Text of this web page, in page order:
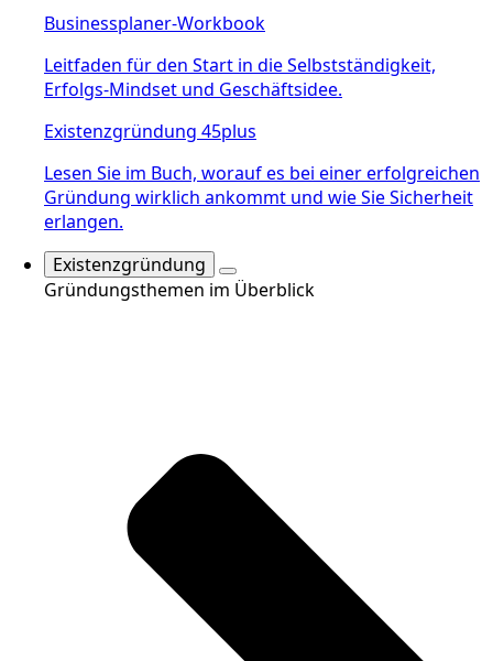
Businessplaner-Workbook
Leitfaden für den Start in die Selbstständigkeit,
Erfolgs-Mindset und Geschäftsidee.
Existenzgründung 45plus
Lesen Sie im Buch, worauf es bei einer erfolgreichen
Gründung wirklich ankommt und wie Sie Sicherheit
erlangen.
Existenzgründung
Gründungsthemen im Überblick